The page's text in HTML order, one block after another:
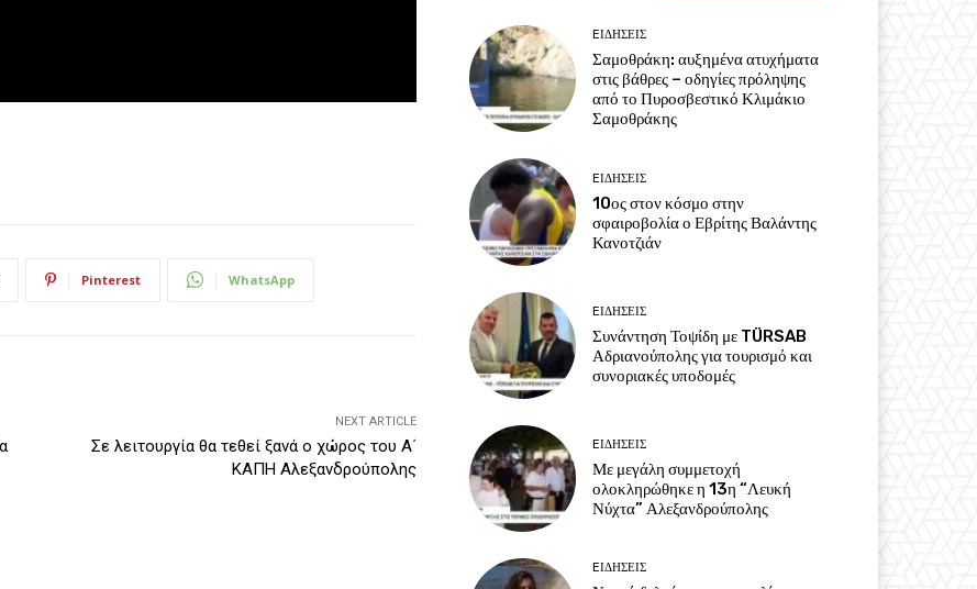
Pinterest WhatsApp
NEXT ARTICLE
Σε λειτουργία θα τεθεί ξανά ο χώρος του Α΄
ΚΑΠΗ Αλεξανδρούπολης
EΙΔΗΣΕΙΣ
Σαμοθράκη: αυξημένα ατυχήματα
στις βάθρες – οδηγίες πρόληψης
από το Πυροσβεστικό Κλιμάκιο
Σαμοθράκης
EΙΔΗΣΕΙΣ
10ος στον κόσμο στην
σφαιροβολία ο Εβρίτης Βαλάντης
Κανοτζιάν
EΙΔΗΣΕΙΣ
Συνάντηση Τοψίδη με TÜRSAB
Αδριανούπολης για τουρισμό και
συνοριακές υποδομές
EΙΔΗΣΕΙΣ
Με μεγάλη συμμετοχή
ολοκληρώθηκε η 13η “Λευκή
Νύχτα” Αλεξανδρούπολης
EΙΔΗΣΕΙΣ